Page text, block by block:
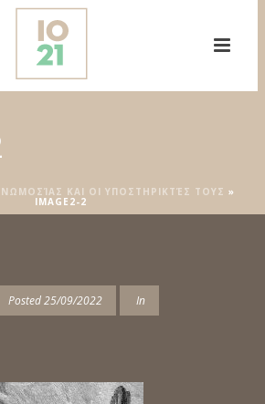
ΚΑΙ ΟΙ ΥΠΟΣΤΗΡΙΚΤΈΣ ΤΟΥΣ »
IMAGE2-2
Posted25/09/2022 In